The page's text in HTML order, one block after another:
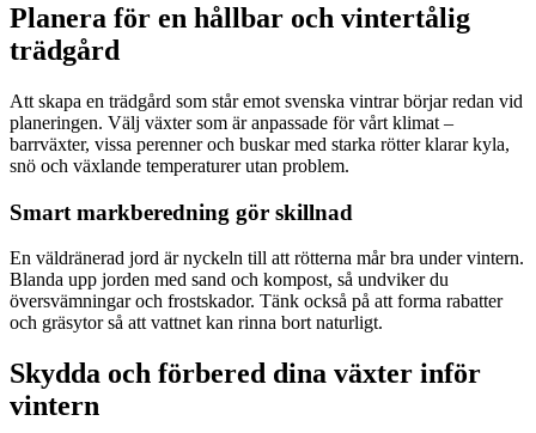
Planera för en hållbar och vintertålig
trädgård
Att skapa en trädgård som står emot svenska vintrar börjar redan vid
planeringen. Välj växter som är anpassade för vårt klimat –
barrväxter, vissa perenner och buskar med starka rötter klarar kyla,
snö och växlande temperaturer utan problem.
Smart markberedning gör skillnad
En väldränerad jord är nyckeln till att rötterna mår bra under vintern.
Blanda upp jorden med sand och kompost, så undviker du
översvämningar och frostskador. Tänk också på att forma rabatter
och gräsytor så att vattnet kan rinna bort naturligt.
Skydda och förbered dina växter inför
vintern